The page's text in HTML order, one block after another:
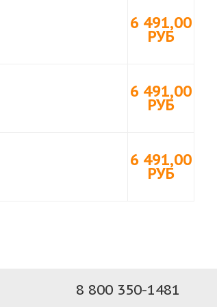
6 491,00
РУБ
6 491,00
РУБ
6 491,00
РУБ
8 800 350-1481